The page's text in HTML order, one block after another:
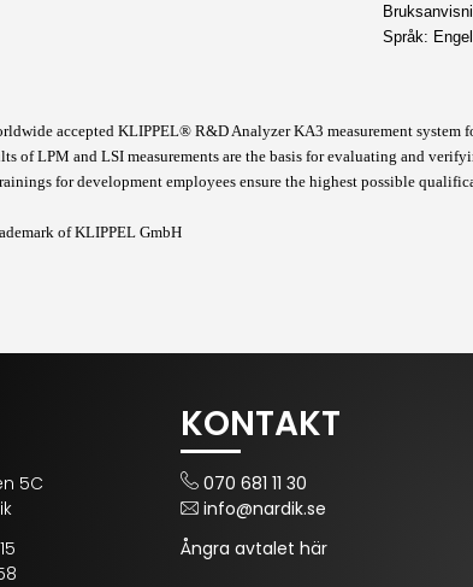
Språk:
accepted KLIPPEL® R&D Analyzer KA3 measurement
of LPM and LSI measurements are the basis for evaluating and
for development employees ensure the highest possible
of KLIPPEL GmbH
5C
KONTAKT
070 681 11 30
info@nardik.se
Ångra avtalet här